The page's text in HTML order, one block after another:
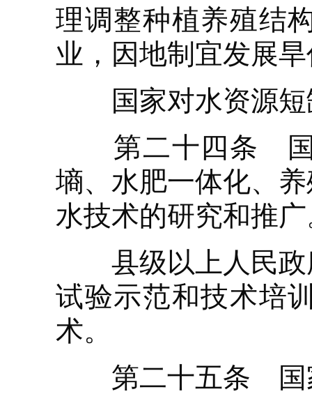
理调整种植养殖结
业，因地制宜发展
国家对水资源短
第二十四条 国
墒、水肥一体化、
水技术的研究和推
县级以上人民政
试验示范和技术培
术。
第二十五条 国家